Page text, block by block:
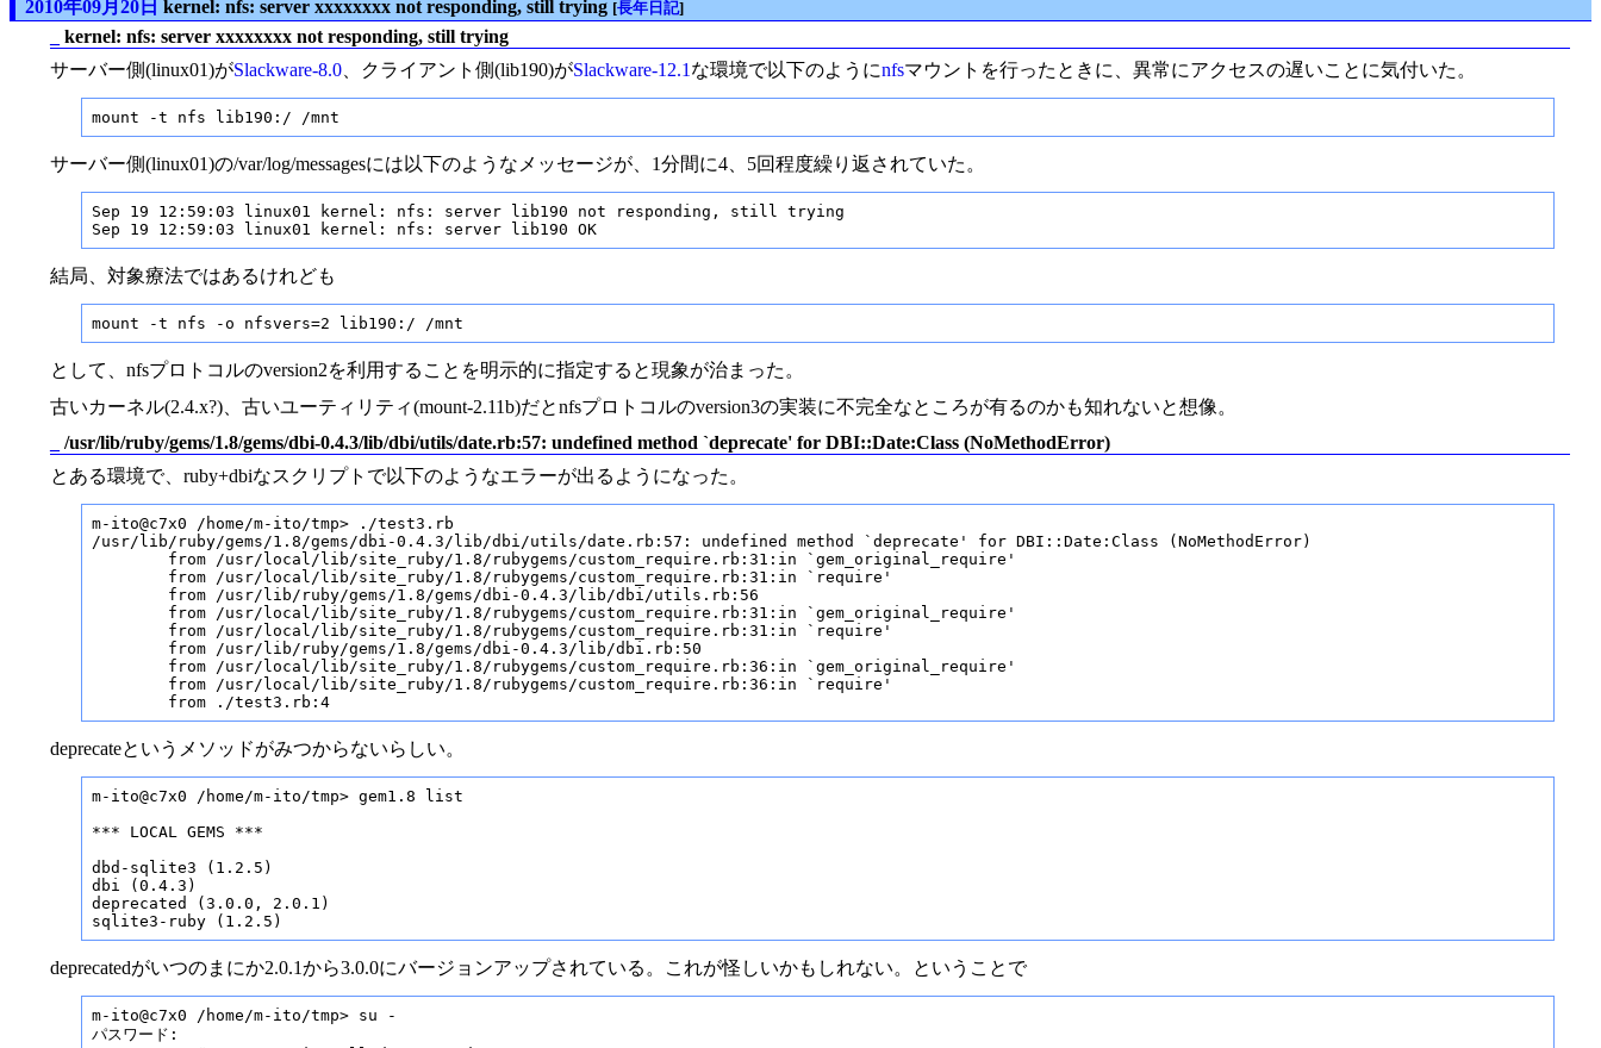
2010年09月20日 kernel: nfs: server xxxxxxxx not responding, still trying [長年日記]
kernel: nfs: server xxxxxxxx not responding, still trying
サーバー側(linux01)がSlackware-8.0 、クライアント側(lib190)がSlackware-12.1 な環境で以下のようにnfsマウントを行ったときに、異常にアクセスの遅いことに気付いた。
mount -t nfs lib190:/ /mnt
サーバー側(linux01)の/var/log/messagesには以下のようなメッセージが、1分間に4、5回程度繰り返されていた。
Sep 19 12:59:03 linux01 kernel: nfs: server lib190 not responding, still trying
Sep 19 12:59:03 linux01 kernel: nfs: server lib190 OK
結局、対象療法ではあるけれども
mount -t nfs -o nfsvers=2 lib190:/ /mnt
として、nfsプロトコルのversion2を利用することを明示的に指定すると現象が治まった。
古いカーネル(2.4.x?)、古いユーティリティ(mount-2.11b)だとnfsプロトコルのversion3の実装に不完全なところが有るのかも知れないと想像。
/usr/lib/ruby/gems/1.8/gems/dbi-0.4.3/lib/dbi/utils/date.rb:57: undefined method `deprecate' for DBI::Date:Class (NoMethodError)
とある環境で、ruby+dbiなスクリプトで以下のようなエラーが出るようになった。
m-ito@c7x0 /home/m-ito/tmp> ./test3.rb
/usr/lib/ruby/gems/1.8/gems/dbi-0.4.3/lib/dbi/utils/date.rb:57: undefined method `deprecate' for DBI::Date:Class (NoMethodError)
        from /usr/local/lib/site_ruby/1.8/rubygems/custom_require.rb:31:in `gem_original_require'
        from /usr/local/lib/site_ruby/1.8/rubygems/custom_require.rb:31:in `require'
        from /usr/lib/ruby/gems/1.8/gems/dbi-0.4.3/lib/dbi/utils.rb:56
        from /usr/local/lib/site_ruby/1.8/rubygems/custom_require.rb:31:in `gem_original_require'
        from /usr/local/lib/site_ruby/1.8/rubygems/custom_require.rb:31:in `require'
        from /usr/lib/ruby/gems/1.8/gems/dbi-0.4.3/lib/dbi.rb:50
        from /usr/local/lib/site_ruby/1.8/rubygems/custom_require.rb:36:in `gem_original_require'
        from /usr/local/lib/site_ruby/1.8/rubygems/custom_require.rb:36:in `require'
        from ./test3.rb:4
deprecateというメソッドがみつからないらしい。
m-ito@c7x0 /home/m-ito/tmp> gem1.8 list
*** LOCAL GEMS ***
dbd-sqlite3 (1.2.5)
dbi (0.4.3)
deprecated (3.0.0, 2.0.1)
sqlite3-ruby (1.2.5)
deprecatedがいつのまにか2.0.1から3.0.0にバージョンアップされている。これが怪しいかもしれない。ということで
m-ito@c7x0 /home/m-ito/tmp> su -
パスワード: